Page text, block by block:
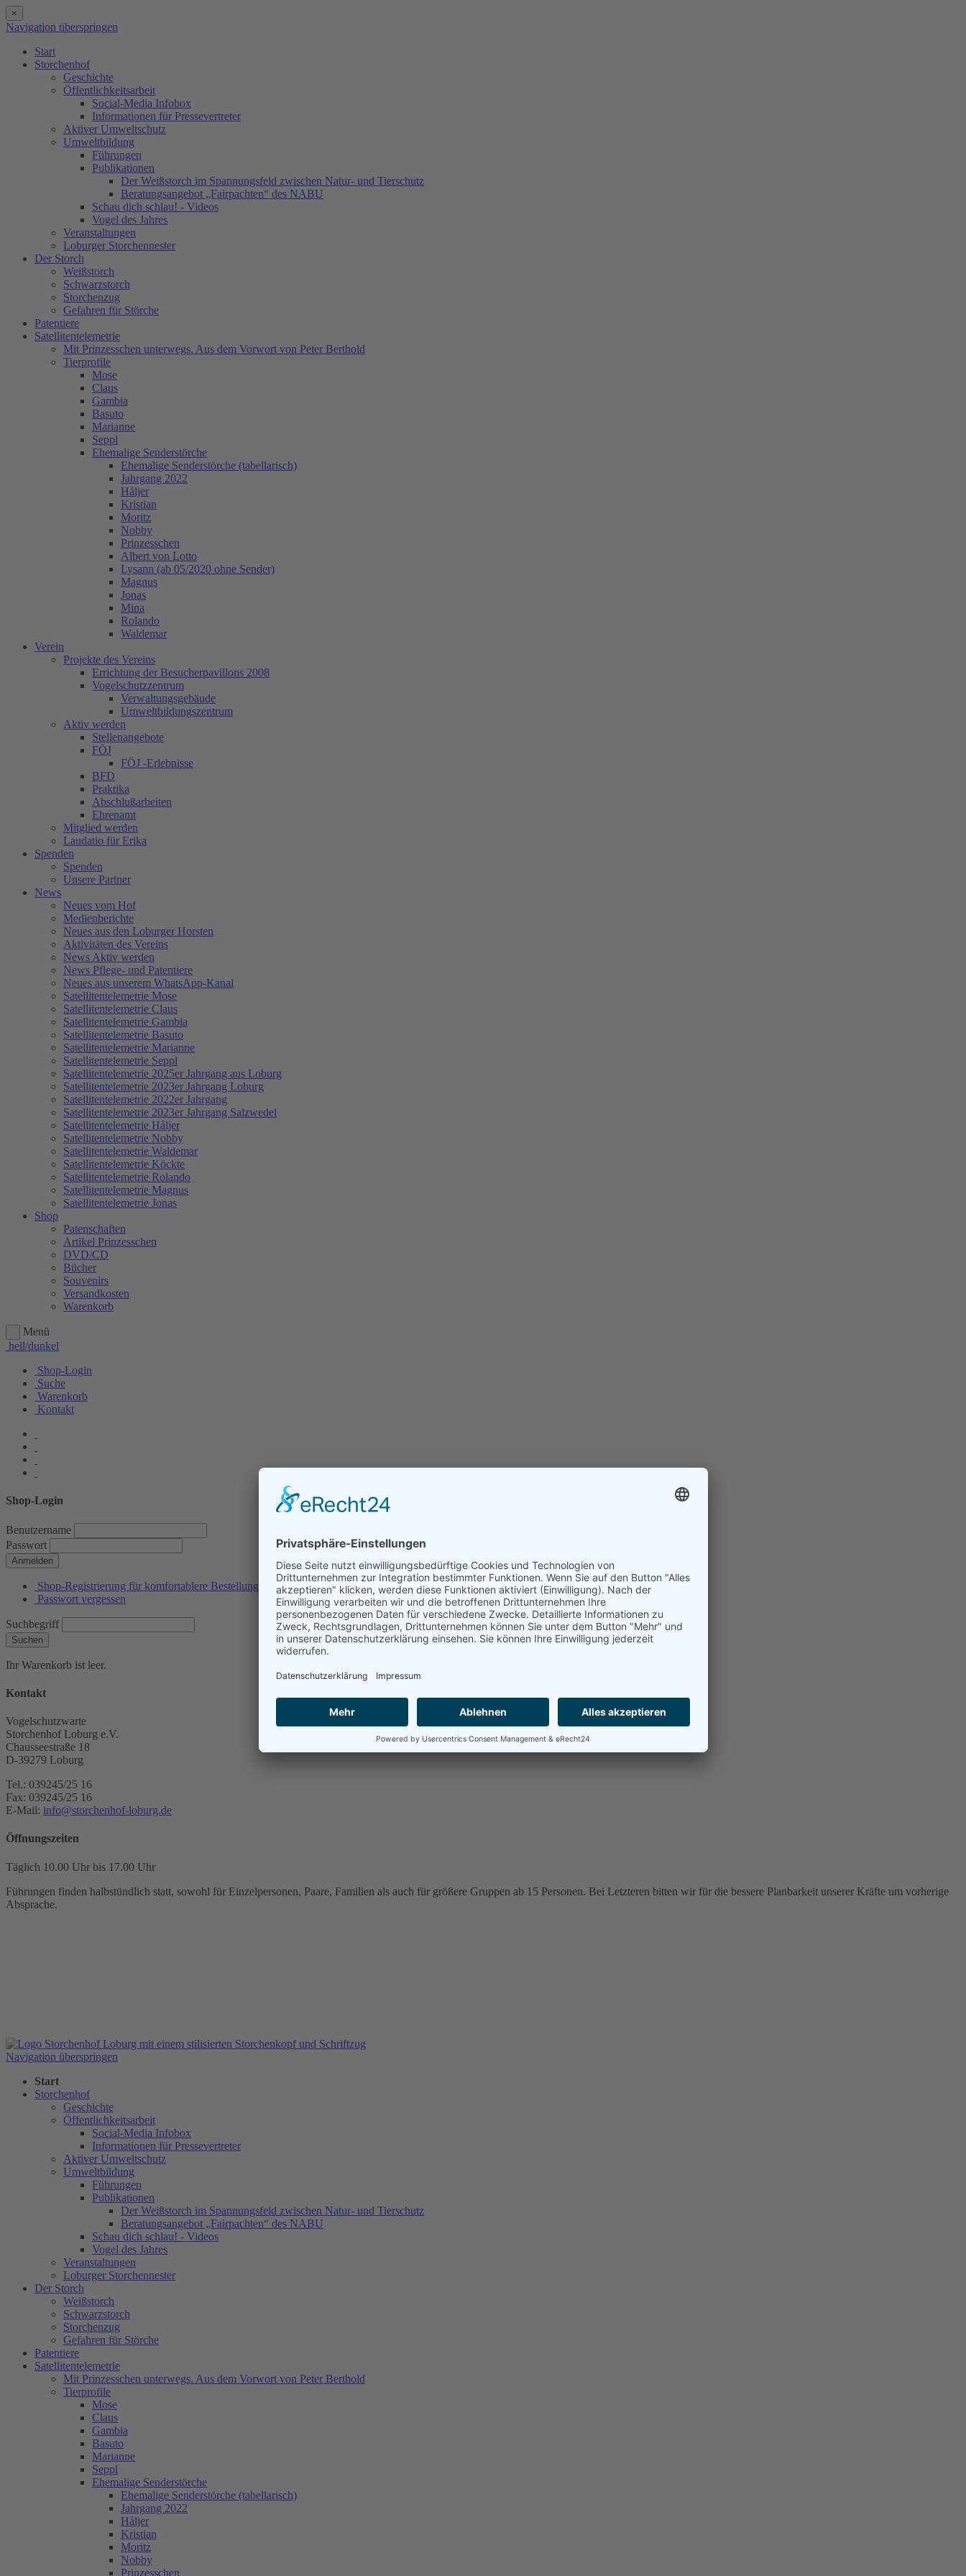
×
Navigation überspringen
Start
Storchenhof
Geschichte
Öffentlichkeitsarbeit
Social-Media Infobox
Informationen für Pressevertreter
Aktiver Umweltschutz
Umweltbildung
Führungen
Publikationen
Der Weißstorch im Spannungsfeld zwischen Natur- und Tierschutz
Beratungsangebot „Fairpachten“ des NABU
Schau dich schlau! - Videos
Vogel des Jahres
Veranstaltungen
Loburger Storchennester
Der Storch
Weißstorch
Schwarzstorch
Storchenzug
Gefahren für Störche
Patentiere
Satellitentelemetrie
Mit Prinzesschen unterwegs. Aus dem Vorwort von Peter Berthold
Tierprofile
Mose
Claus
Gambia
Basuto
Marianne
Seppl
Ehemalige Senderstörche
Ehemalige Senderstörche (tabellarisch)
Jahrgang 2022
Håljer
Kristian
Moritz
Nobby
Prinzesschen
Albert von Lotto
Lysann (ab 05/2020 ohne Sender)
Magnus
Jonas
Mina
Rolando
Waldemar
Verein
Projekte des Vereins
Errichtung der Besucherpavillons 2008
Vogelschutzzentrum
Verwaltungsgebäude
Umweltbildungszentrum
Aktiv werden
Stellenangebote
FÖJ
FÖJ -Erlebnisse
BFD
Praktika
Abschlußarbeiten
Ehrenamt
Mitglied werden
Laudatio für Erika
Spenden
Spenden
Unsere Partner
News
Neues vom Hof
Medienberichte
Neues aus den Loburger Horsten
Aktivitäten des Vereins
News Aktiv werden
News Pflege- und Patentiere
Neues aus unserem WhatsApp-Kanal
Satellitentelemetrie Mose
Satellitentelemetrie Claus
Satellitentelemetrie Gambia
Satellitentelemetrie Basuto
Satellitentelemetrie Marianne
Satellitentelemetrie Seppl
Satellitentelemetrie 2025er Jahrgang aus Loburg
Satellitentelemetrie 2023er Jahrgang Loburg
Satellitentelemetrie 2022er Jahrgang
Satellitentelemetrie 2023er Jahrgang Salzwedel
Satellitentelemetrie Håljer
Satellitentelemetrie Nobby
Satellitentelemetrie Waldemar
Satellitentelemetrie Köckte
Satellitentelemetrie Rolando
Satellitentelemetrie Magnus
Satellitentelemetrie Jonas
Shop
Patenschaften
Artikel Prinzesschen
DVD/CD
Bücher
Souvenirs
Versandkosten
Warenkorb
Menü
hell/dunkel
Shop-Login
Suche
Warenkorb
Kontakt
Shop-Login
Benutzername
Passwort
Anmelden
Shop-Registrierung für komfortablere Bestellungen
Passwort vergessen
Suchbegriff
Suchen
Ihr Warenkorb ist leer.
Kontakt
Vogelschutzwarte
Storchenhof Loburg e.V.
Chausseestraße 18
D-39279 Loburg
Tel.: 039245/25 16
Fax: 039245/25 16
E-Mail: info@storchenhof-loburg.de
Öffnungszeiten
Täglich 10.00 Uhr bis 17.00 Uhr
Führungen finden halbstündlich statt, sowohl für Einzelpersonen, Paare, Familien als auch für größere Gruppen ab 15 Personen. Bei Letzteren bitten wir für die bessere Planbarkeit unserer Kräfte um vorherige
Absprache.
Navigation überspringen
Start
Storchenhof
Geschichte
Öffentlichkeitsarbeit
Social-Media Infobox
Informationen für Pressevertreter
Aktiver Umweltschutz
Umweltbildung
Führungen
Publikationen
Der Weißstorch im Spannungsfeld zwischen Natur- und Tierschutz
Beratungsangebot „Fairpachten“ des NABU
Schau dich schlau! - Videos
Vogel des Jahres
Veranstaltungen
Loburger Storchennester
Der Storch
Weißstorch
Schwarzstorch
Storchenzug
Gefahren für Störche
Patentiere
Satellitentelemetrie
Mit Prinzesschen unterwegs. Aus dem Vorwort von Peter Berthold
Tierprofile
Mose
Claus
Gambia
Basuto
Marianne
Seppl
Ehemalige Senderstörche
Ehemalige Senderstörche (tabellarisch)
Jahrgang 2022
Håljer
Kristian
Moritz
Nobby
Prinzesschen